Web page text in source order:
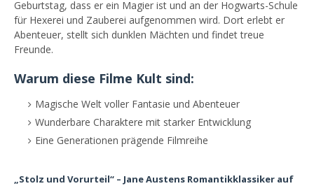
Geburtstag, dass er ein Magier ist und an der Hogwarts-Schule
für Hexerei und Zauberei aufgenommen wird. Dort erlebt er
Abenteuer, stellt sich dunklen Mächten und findet treue
Freunde.
Warum diese Filme Kult sind:
Magische Welt voller Fantasie und Abenteuer
Wunderbare Charaktere mit starker Entwicklung
Eine Generationen prägende Filmreihe
„Stolz und Vorurteil“ – Jane Austens Romantikklassiker auf